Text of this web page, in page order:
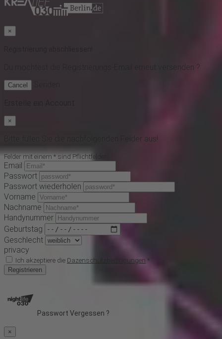
×
die Registrierungs-Email erneut versenden ?
Cancel
×
Bitte füllen Sie die nachfolgenden Felder aus!
Felder mit einem * sind Pflichtfelder
Email
Passwort
Passwort wiederholen
Vorname
Nachname
Handynummer
Geburtstag
Geschlecht
privacy
Ich akzeptiere die Dazenschutzbedingungen *
Registrieren
Passwort Vergessen ?
×